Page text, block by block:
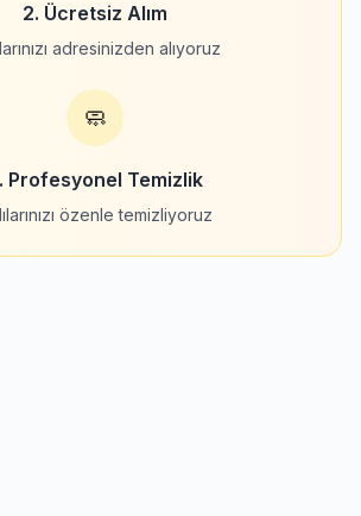
2. Ücretsiz Alım
adresinizden alıyoruz
🧼
Profesyonel Temizlik
özenle temizliyoruz